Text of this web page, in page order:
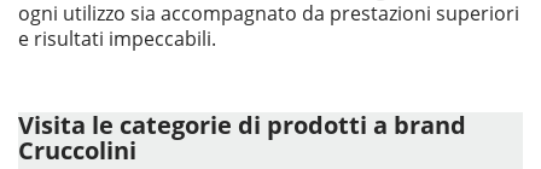
ogni utilizzo sia accompagnato da prestazioni superiori
e risultati impeccabili.
Visita le categorie di prodotti a brand
Cruccolini